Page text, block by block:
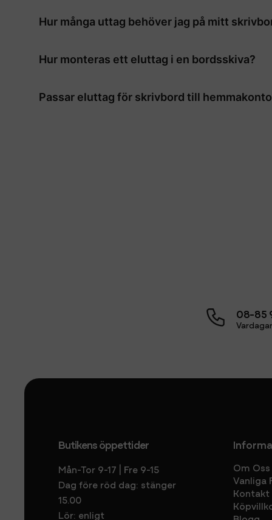
att se vilka portar som ingår i just den modell du
Hur många uttag behöver jag på mitt
du vill ansluta direkt vid skrivbordet.
Hur monteras ett eluttag i en bordsskiva?
en kabelkanal till närmaste vägguttag. För en
Passar eluttag för skrivbord till
08-85
Butikens öppettider
Mån-Tor 9-17 | Fre 9-15
Dag före röd dag: stänger
15.00
Lör: enligt
Om Oss
Vanliga
Kontakt